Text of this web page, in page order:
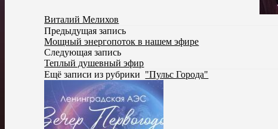
Виталий Мелихов
Предыдущая запись
Мощный энергопоток в нашем эфире
Следующая запись
Теплый душевный эфир
Ещё записи из рубрики "Пульс Города"